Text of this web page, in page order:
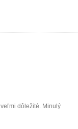
dôležité. Minulý